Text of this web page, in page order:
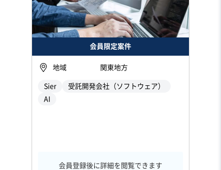
会員限定案件
地域 関東地方
Sier
受託開発会社（ソフトウェア）
AI
会員登録後に詳細を閲覧できます